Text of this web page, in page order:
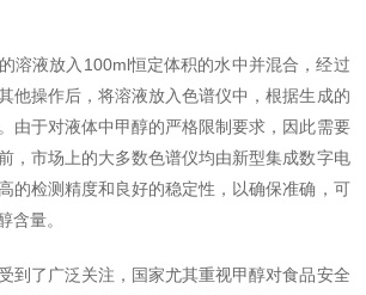
液放入100ml恒定体积的水中并混合，经过
他操作后，将溶液放入色谱仪中，根据生成的
由于对液体中甲醇的严格限制要求，因此需要
，市场上的大多数色谱仪均由新型集成数字电
的检测精度和良好的稳定性，以确保准确，可
含量。
了广泛关注，国家尤其重视甲醇对食品安全